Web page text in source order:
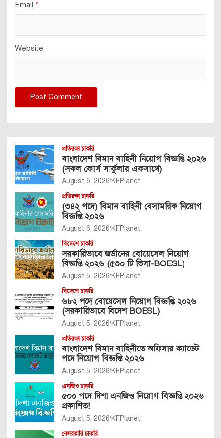
Email *
Website
প্রতিরক্ষা চাকরি
বাংলাদেশ বিমান বাহিনী নিয়োগ বিজ্ঞপ্তি ২০২৬
(সকল কোর্স সার্কুলার একসাথে)
August 6, 2026 KFPlanet
প্রতিরক্ষা চাকরি
(৩৪২ পদে) বিমান বাহিনী বেসামরিক নিয়োগ
বিজ্ঞপ্তি ২০২৬
August 6, 2026 KFPlanet
বিদেশে চাকরি
সরকারিভাবে জর্ডানের বোয়েসেল নিয়োগ
বিজ্ঞপ্তি ২০২৬ (৫৩০ টি ভিসা-BOESL)
August 5, 2026 KFPlanet
বিদেশে চাকরি
৬৮২ পদে বোয়েসেল নিয়োগ বিজ্ঞপ্তি ২০২৬
(সরকারিভাবে বিদেশ BOESL)
August 5, 2026 KFPlanet
প্রতিরক্ষা চাকরি
বাংলাদেশ বিমান বাহিনীতে অফিসার ক্যাডেট
পদে নিয়োগ বিজ্ঞপ্তি ২০২৬
August 5, 2026 KFPlanet
এনজিও চাকরি
৫০০ পদে দিশা এনজিও নিয়োগ বিজ্ঞপ্তি ২০২৬
প্রকাশিত!
August 5, 2026 KFPlanet
বেসরকারি চাকরি